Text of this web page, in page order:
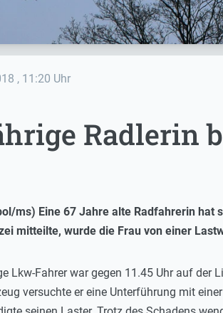
, 11:20 Uhr
Radlerin
ms) Eine 67 Jahre alte Radfahrerin hat
mitteilte, wurde die Frau von einer
Lkw-Fahrer war gegen 11.45 Uhr auf
versuchte er eine Unterführung mit